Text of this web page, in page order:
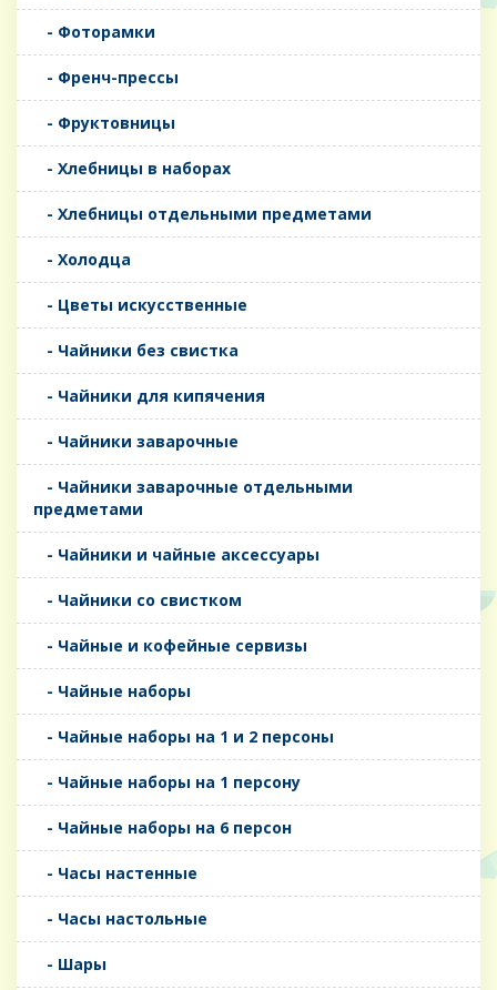
- Фоторамки
- Френч-прессы
- Фруктовницы
- Хлебницы в наборах
- Хлебницы отдельными предметами
- Холодца
- Цветы искусственные
- Чайники без свистка
- Чайники для кипячения
- Чайники заварочные
- Чайники заварочные отдельными
предметами
- Чайники и чайные аксессуары
- Чайники со свистком
- Чайные и кофейные сервизы
- Чайные наборы
- Чайные наборы на 1 и 2 персоны
- Чайные наборы на 1 персону
- Чайные наборы на 6 персон
- Часы настенные
- Часы настольные
- Шары